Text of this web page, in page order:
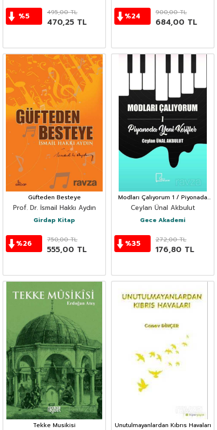
%5 495,00TL
470,25 TL
%24 900,00TL
684,00 TL
Güfteden Besteye
Prof. Dr. İsmail Hakkı Aydın
Girdap Kitap
%26 750,00TL
555,00 TL
Modları Çalıyorum 1 / Piyonada
Yeni Keşifler
Ceylan Ünal Akbulut
Gece Akademi
%35 272,00TL
176,80 TL
Tekke Musikisi Unutulmayanlardan Kıbrıs Havaları